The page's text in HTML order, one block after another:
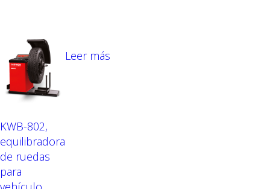
KWB-802,
equilibradora
de ruedas
para
Leer más